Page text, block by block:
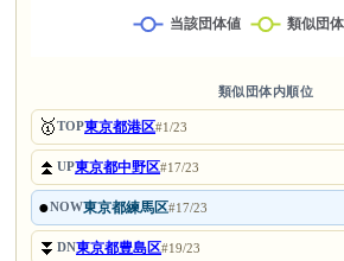
類似団体内順位
🥇TOP東京都港区#1/23
⏫UP東京都中野区#17/23
●NOW東京都練馬区#17/23
⏬DN東京都豊島区#19/23